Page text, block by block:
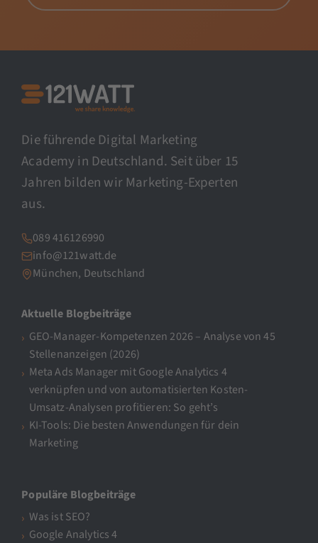
Die führende Digital Marketing
Academy in Deutschland. Seit über 15
Jahren bilden wir Marketing-Experten
aus.
089 416126990
info@121watt.de
München, Deutschland
Aktuelle Blogbeiträge
GEO-Manager-Kompetenzen 2026 – Analyse von 45
Stellenanzeigen (2026)
Meta Ads Manager mit Google Analytics 4
verknüpfen und von automatisierten Kosten-
Umsatz-Analysen profitieren: So geht’s
KI-Tools: Die besten Anwendungen für dein
Marketing
Populäre Blogbeiträge
Was ist SEO?
Google Analytics 4